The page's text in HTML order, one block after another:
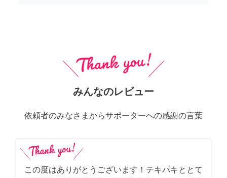
みんなのレビュー
依頼者のみなさまからサポーターへの感謝の言葉
この度はありがとうございます！テキパキととて